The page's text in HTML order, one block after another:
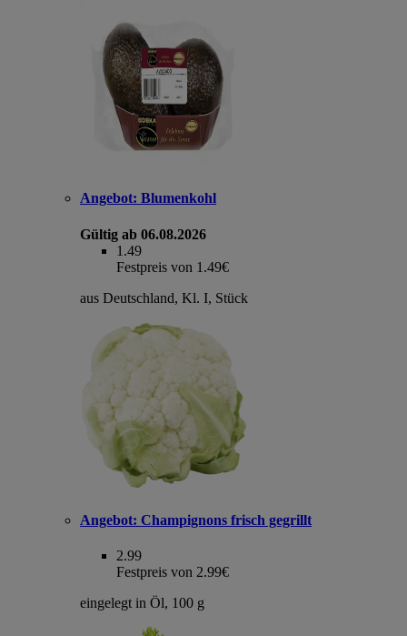
Angebot: Blumenkohl
Gültig ab 06.08.2026
1.49
Festpreis von 1.49€
aus Deutschland, Kl. I, Stück
Angebot: Champignons frisch gegrillt
2.99
Festpreis von 2.99€
eingelegt in Öl, 100 g